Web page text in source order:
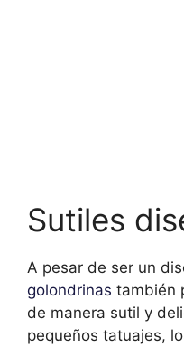
Sutiles
A pesar de ser un
golondrinas también
de manera sutil y
pequeños tatuajes,